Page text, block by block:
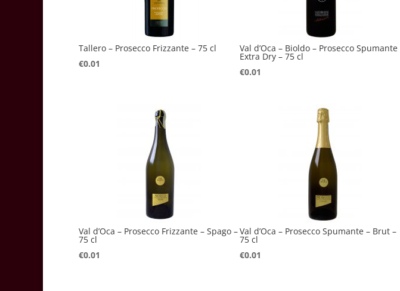
Tallero – Prosecco Frizzante – 75 cl
€0.01
Val d’Oca – Bioldo – Prosecco Spumante
Extra Dry – 75 cl
€0.01
Val d’Oca – Prosecco Frizzante – Spago –
75 cl
€0.01
Val d’Oca – Prosecco Spumante – Brut –
75 cl
€0.01